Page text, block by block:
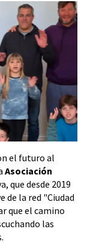
el futuro al
Asociación
que desde 2019
de la red "Ciudad
que el camino
las